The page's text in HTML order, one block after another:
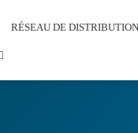
RÉSEAU DE DISTRIBUTION